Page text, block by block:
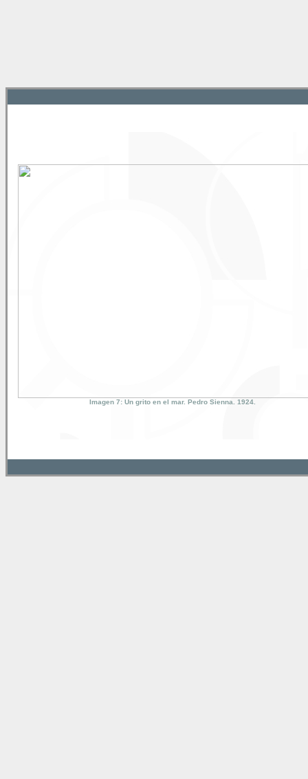
Imagen 7: Un grito en el mar. Pedro Sienna. 1924.